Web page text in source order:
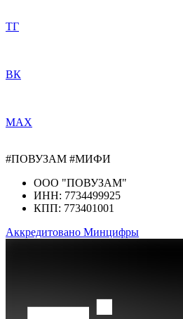
ТГ
ВК
МАХ
#ПОВУЗАМ #МИФИ
ООО "ПОВУЗАМ"
ИНН: 7734499925
КПП: 773401001
Аккредитовано Минцифры